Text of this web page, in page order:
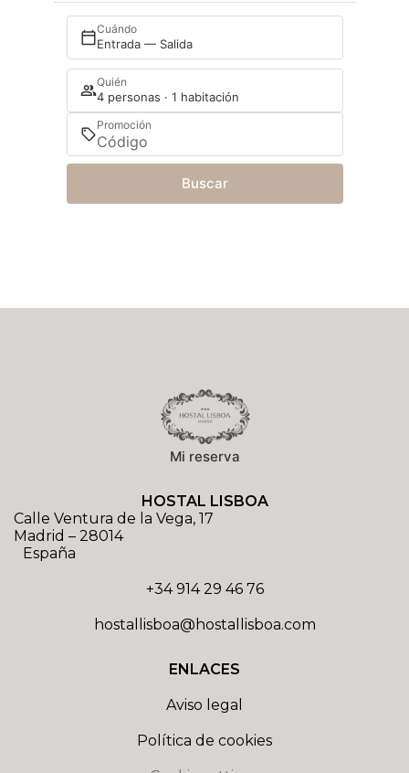
Cuándo
Entrada — Salida
Quién
4 personas · 1 habitación
Promoción
Buscar
Mi reserva
HOSTAL LISBOA
Calle Ventura de la Vega, 17
Madrid – 28014
España
+34 914 29 46 76
hostallisboa@hostallisboa.com
ENLACES
Aviso legal
Política de cookies